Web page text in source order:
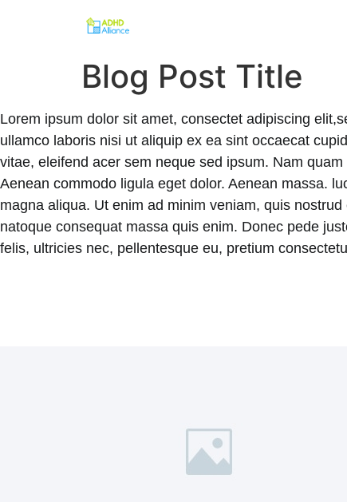
Blog Post Title
Lorem ipsum dolor sit amet, consectet adipiscing
ullamco laboris nisi ut aliquip ex ea sint occaecat
vitae, eleifend acer sem neque sed ipsum. Nam
Aenean commodo ligula eget dolor. Aenean massa.
magna aliqua. Ut enim ad minim veniam, quis
natoque consequat massa quis enim. Donec pede
felis, ultricies nec, pellentesque eu, pretium